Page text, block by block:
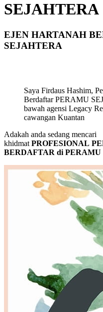
SEJAHTERA
EJEN HARTANAH
SEJAHTERA
Saya Firdaus Hashim,
Berdaftar PERAMU
bawah agensi Legacy
cawangan Kuantan
Adakah anda sedang mencari
khidmatPROFESIONAL
BERDAFTAR di PERAMU